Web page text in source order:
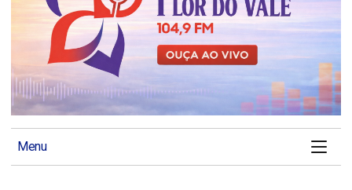
Menu